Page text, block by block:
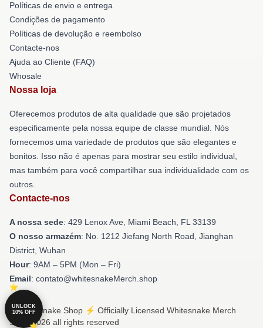
Políticas de envio e entrega
Condições de pagamento
Políticas de devolução e reembolso
Contacte-nos
Ajuda ao Cliente (FAQ)
Whosale
Nossa loja
Oferecemos produtos de alta qualidade que são projetados
especificamente pela nossa equipe de classe mundial. Nós
fornecemos uma variedade de produtos que são elegantes e
bonitos. Isso não é apenas para mostrar seu estilo individual,
mas também para você compartilhar sua individualidade com os
outros.
Contacte-nos
A nossa sede: 429 Lenox Ave, Miami Beach, FL 33139
O nosso armazém: No. 1212 Jiefang North Road, Jianghan
District, Wuhan
Hour: 9AM – 5PM (Mon – Fri)
Email: contato@whitesnakeMerch.shop
© Whitesnake Shop ⚡️ Officially Licensed Whitesnake Merch
Store 2026 all rights reserved
UNLOCK
10% OFF